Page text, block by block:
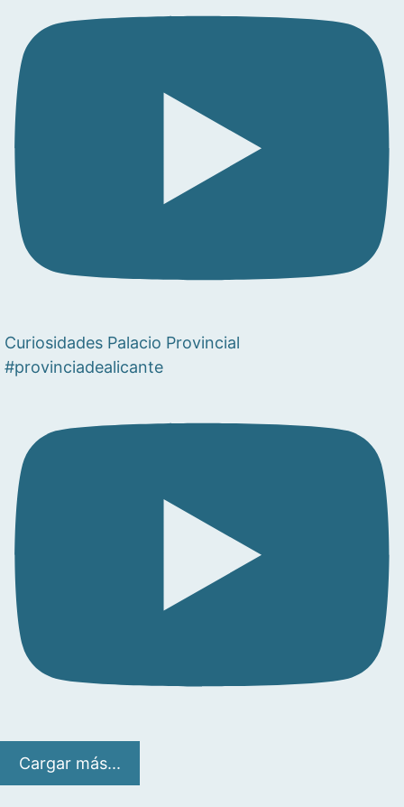
Curiosidades Palacio Provincial
#provinciadealicante
Cargar más...